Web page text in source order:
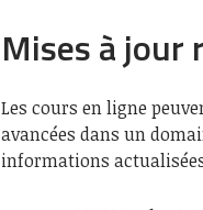
Mises à jour
Les cours en ligne
avancées dans un
informations